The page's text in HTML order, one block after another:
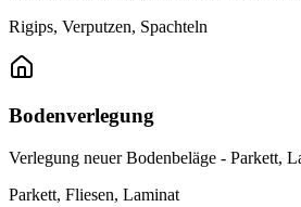
Rigips, Verputzen, Spachteln
Bodenverlegung
Verlegung neuer Bodenbeläge - Parkett,
Parkett, Fliesen, Laminat